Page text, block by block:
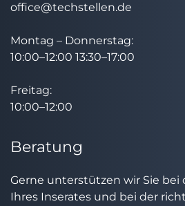
office@techstellen.de
Montag – Donnerstag:
10:00–12:00 13:30–17:00
Freitag:
10:00–12:00
Beratung
Gerne unterstützen wir Sie bei
Ihres Inserates und bei der